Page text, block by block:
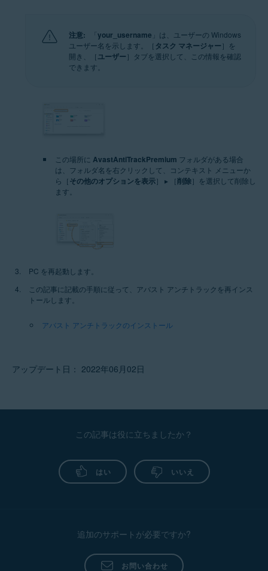
注意: your_username 」は、ユーザーの Windows
ユーザー名を示します。［ タスク マネージャー ］を
開き、［ ユーザー ］タブを選択して、この情報を確認
できます。
この場所に AvastAntiTrackPremium フォルダがある場合
は、フォルダ名を右クリックして、コンテキスト メニューか
ら［ その他のオプションを表示］ ▸ ［削除］を選択して削除し
ます。
PC を再起動します。
この記事に記載の手順に従って、アバスト アンチトラックを再インス
トールします。
アバスト アンチトラックのインストール
アップデート日： 2022年06月02日
この記事は役に立ちましたか？
はい いいえ
追加のサポートが必要ですか?
お問い合わせ